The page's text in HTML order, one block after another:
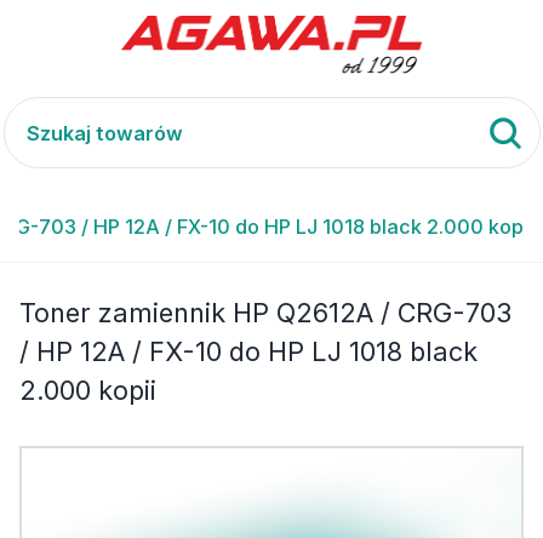
703 / HP 12A / FX-10 do HP LJ 1018 black 2.000 kopii
Toner zamiennik HP Q2612A / CRG-703
/ HP 12A / FX-10 do HP LJ 1018 black
2.000 kopii